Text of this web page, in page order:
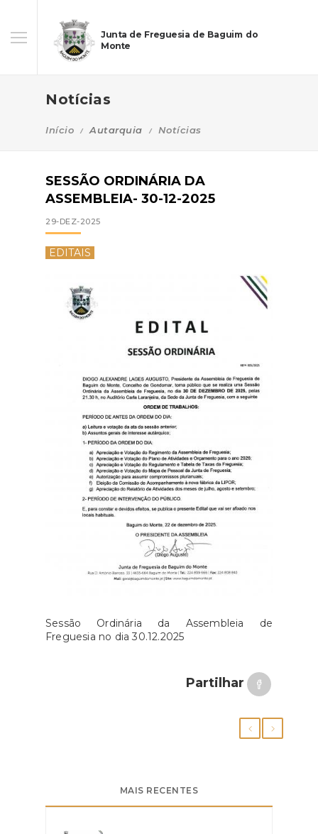
Junta de Freguesia de Baguim do
Monte
Notícias
Início Autarquia Notícias
SESSÃO ORDINÁRIA DA
ASSEMBLEIA- 30-12-2025
29-DEZ-2025
EDITAIS
Sessão Ordinária da Assembleia de
Freguesia no dia 30.12.2025
Partilhar
MAIS RECENTES